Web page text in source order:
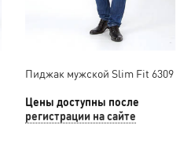
Пиджак мужской Slim Fit 6309
Цены доступны после
регистрации на сайте